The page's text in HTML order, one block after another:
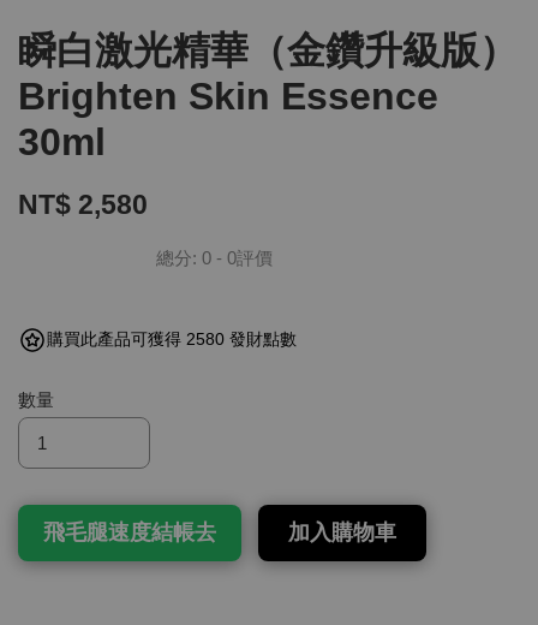
瞬白激光精華（金鑽升級版）
Brighten Skin Essence
30ml
NT$ 2,580
總分: 0 - 0評價
購買此產品可獲得 2580 發財點數
數量
飛毛腿速度結帳去 加入購物車